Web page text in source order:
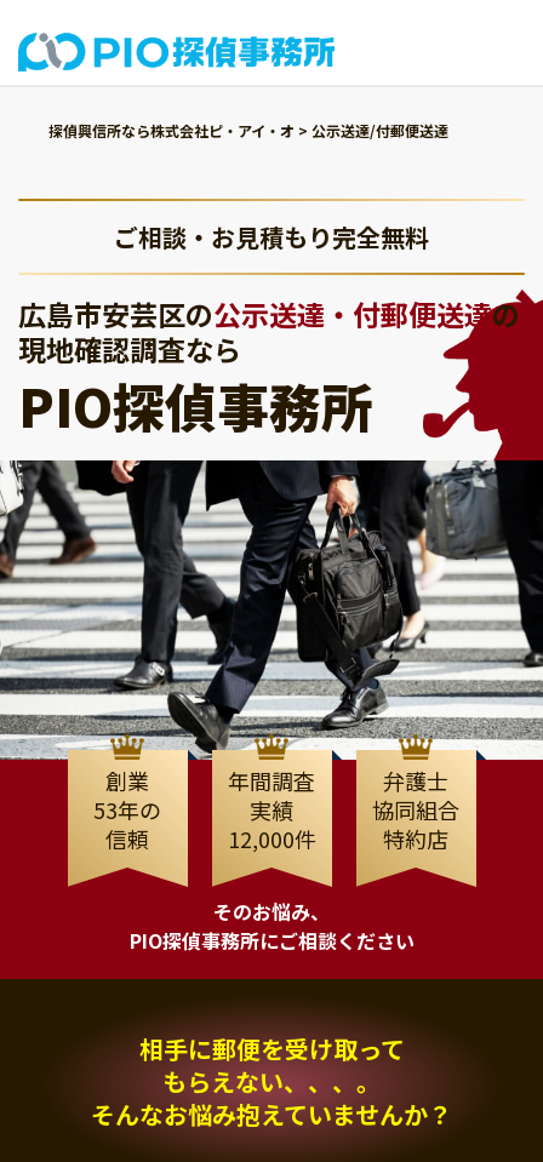
探偵興信所なら株式会社ピ・アイ・オ > 公示送達/付郵便送達
ご相談・お見積もり完全無料
広島市安芸区の公示送達・付郵便送達の
現地確認調査なら
PIO探偵事務所
創業
53年の
信頼
年間調査
実績
12,000件
弁護士
協同組合
特約店
そのお悩み、
PIO探偵事務所にご相談ください
相手に郵便を受け取って
もらえない、、、。
そんなお悩み抱えていませんか？